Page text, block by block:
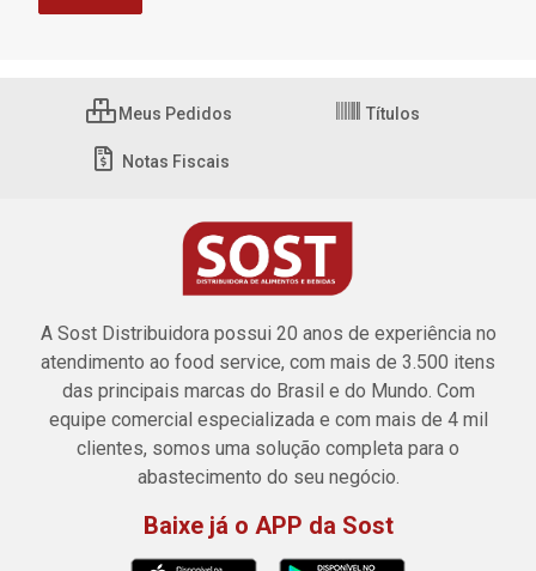
Meus Pedidos Títulos
Notas Fiscais
A Sost Distribuidora possui 20 anos de experiência no
atendimento ao food service, com mais de 3.500 itens
das principais marcas do Brasil e do Mundo. Com
equipe comercial especializada e com mais de 4 mil
clientes, somos uma solução completa para o
abastecimento do seu negócio.
Baixe já o APP da Sost